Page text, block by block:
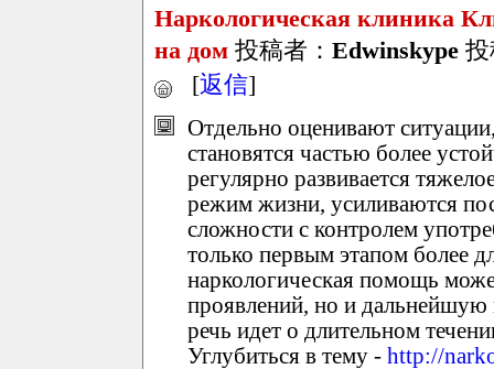
Наркологическая клиника
на дом 投稿者： Edwinskype 投
[返信]
Отдельно оценивают
становятся частью более
регулярно развивается
режим жизни, усиливаются
сложности с контролем
только первым этапом более
наркологическая помощь
проявлений, но и дальнейшую
речь идет о длительном
Углубиться в тему - http://